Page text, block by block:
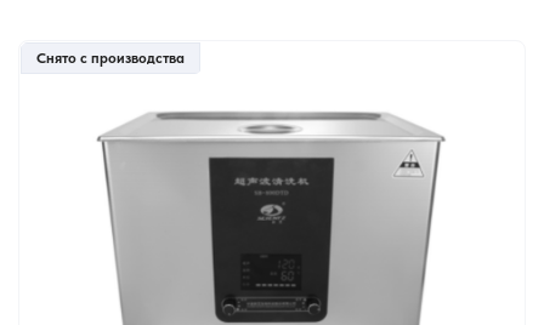
Снято с производства